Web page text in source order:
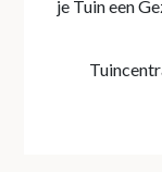
je Tuin een